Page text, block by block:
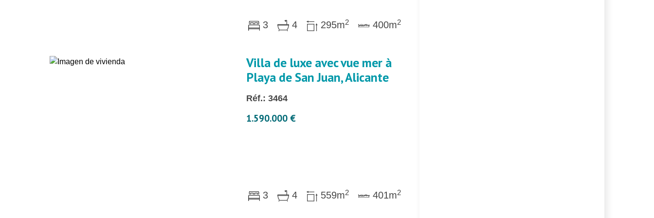
3 4 295m2 400m2
Villa de luxe avec vue mer à
Playa de San Juan, Alicante
Réf.: 3464
1.590.000 €
3 4 559m2 401m2